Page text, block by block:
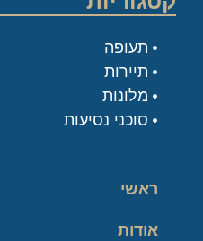
תעופה
תיירות
מלונות
סוכני נסיעות
ראשי
אודות